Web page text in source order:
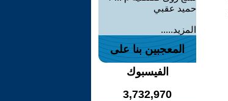
حميد عقبي
المزيد.....
المعجبين بنا على
الفيسبوك
3,732,970